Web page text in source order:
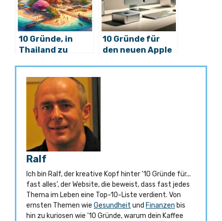
10 Gründe, in
Thailand zu
10 Gründe für
den neuen Apple
Ralf
Ich bin Ralf, der kreative Kopf hinter '10 Gründe für...
fast alles', der Website, die beweist, dass fast jedes
Thema im Leben eine Top-10-Liste verdient. Von
ernsten Themen wie Gesundheit und Finanzen bis
hin zu kuriosen wie '10 Gründe, warum dein Kaffee